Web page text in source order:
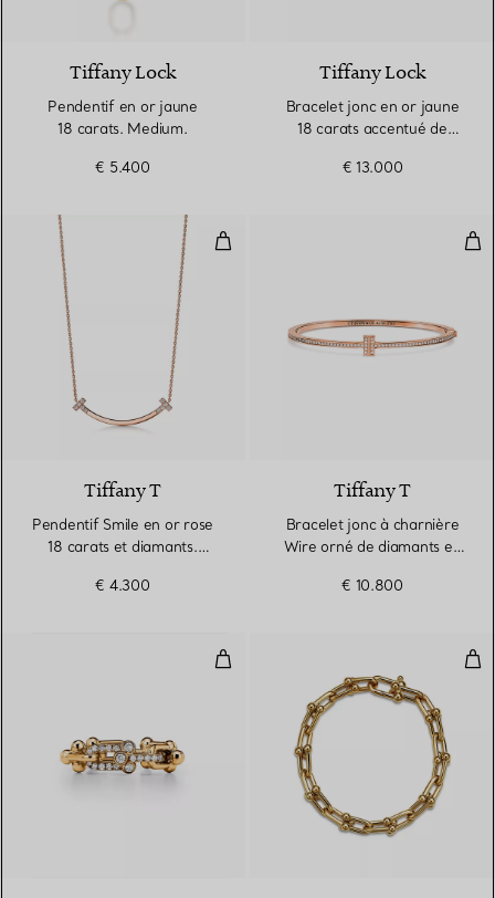
Tiffany Lock
Pendentif en or jaune
18 carats. Medium.
€ 5.400
Tiffany Lock
Bracelet jonc en or jaune
18 carats accentué de
€ 13.000
Pendentif Smile en or rose 18
Tiffany T
Pendentif Smile en or rose
18 carats et diamants.
€ 4.300
Tiffany T
Bracelet jonc à charnière
Wire orné de diamants en
€ 10.800
Bague à maillons taille Small en